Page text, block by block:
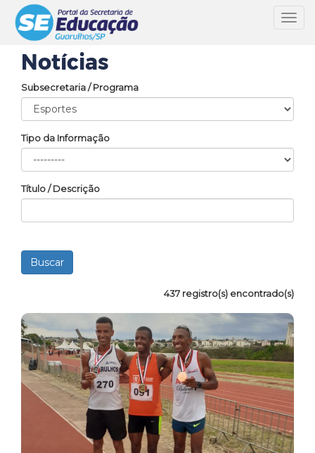
Notícias
Subsecretaria / Programa
Tipo da Informação
Título / Descrição
437 registro(s) encontrado(s)